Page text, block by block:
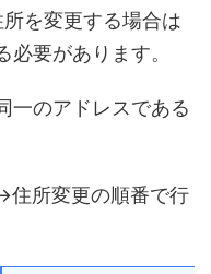
を変更する場合は
必要があります。
一のアドレスである
住所変更の順番で行